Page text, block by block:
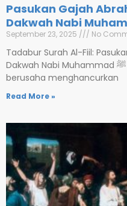
Pasukan Gajah
September 23, 2025 No
Tadabur Surah Al-Fiil:
Dakwah Nabi Muhammad ﷺ Kisah pasukan gajah yang
berusaha menghancurkan
Read More »